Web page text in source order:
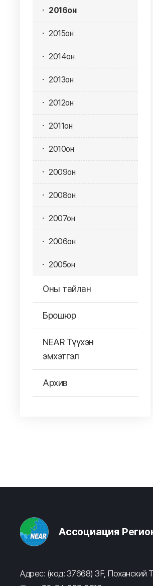
2016он
2015он
2014он
2013он
2012он
2011он
2010он
2009он
2008он
2007он
2006он
2005он
Оны тайлан
Брошюр
NEAR Түүхэн
эмхэтгэл
Архив
Ассоциация
Адрес: (код: 37668) 3F, Поханский